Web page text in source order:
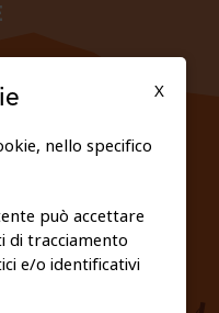
POLICY
X
nello specifico
può accettare
di tracciamento
e/o identificativi